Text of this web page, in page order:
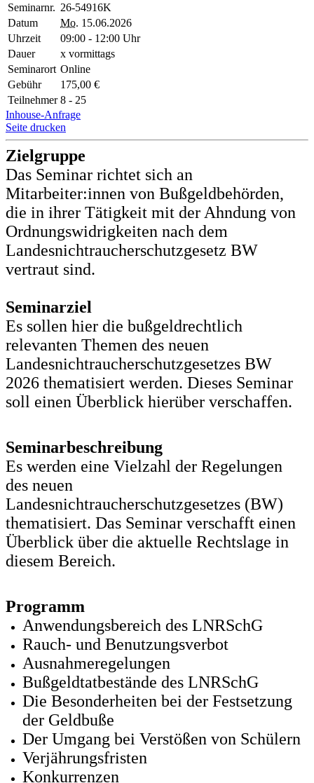
Seminarnr. 26-54916K
Datum
Mo. 15.06.2026
Uhrzeit
09:00 - 12:00 Uhr
Dauer
x vormittags
Seminarort Online
Gebühr
175,00 €
Teilnehmer 8 - 25
Inhouse-Anfrage
Seite drucken
Zielgruppe
Das Seminar richtet sich an
Mitarbeiter:innen von Bußgeldbehörden,
die in ihrer Tätigkeit mit der Ahndung von
Ordnungswidrigkeiten nach dem
Landesnichtraucherschutzgesetz BW
vertraut sind.
Seminarziel
Es sollen hier die bußgeldrechtlich
relevanten Themen des neuen
Landesnichtraucherschutzgesetzes BW
2026 thematisiert werden. Dieses Seminar
soll einen Überblick hierüber verschaffen.
Seminarbeschreibung
Es werden eine Vielzahl der Regelungen
des neuen
Landesnichtraucherschutzgesetzes (BW)
thematisiert. Das Seminar verschafft einen
Überblick über die aktuelle Rechtslage in
diesem Bereich.
Programm
Anwendungsbereich des LNRSchG
Rauch- und Benutzungsverbot
Ausnahmeregelungen
Bußgeldtatbestände des LNRSchG
Die Besonderheiten bei der Festsetzung
der Geldbuße
Der Umgang bei Verstößen von Schülern
Verjährungsfristen
Konkurrenzen